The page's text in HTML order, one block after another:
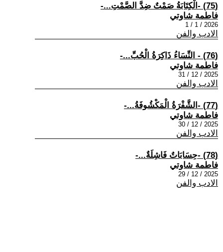
(75) -الْكِتَابَةُ صَمْتٌ ضِدَّ الصَّمْتِ...-
فاطمة شاوتي
2026 / 1 / 1
الادب والفن
(76) - النِّسَاءُ ذَاكِرَةُ الْحُبِّ...-
فاطمة شاوتي
2025 / 12 / 31
الادب والفن
(77) -الشَّفْرَةُ الْمَكْشُوفَةُ...-
فاطمة شاوتي
2025 / 12 / 30
الادب والفن
(78) -حِسَابَاتٌ فَاشِلَةٌ...-
فاطمة شاوتي
2025 / 12 / 29
الادب والفن